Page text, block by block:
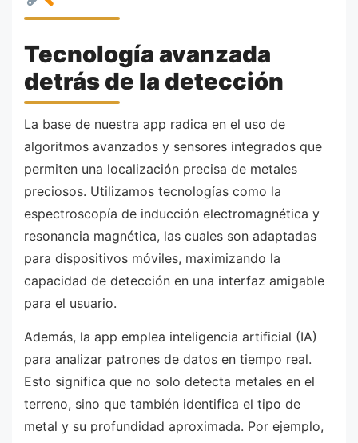
Tecnología avanzada
detrás de la detección
La base de nuestra app radica en el uso de
algoritmos avanzados y sensores integrados que
permiten una localización precisa de metales
preciosos. Utilizamos tecnologías como la
espectroscopía de inducción electromagnética y
resonancia magnética, las cuales son adaptadas
para dispositivos móviles, maximizando la
capacidad de detección en una interfaz amigable
para el usuario.
Además, la app emplea inteligencia artificial (IA)
para analizar patrones de datos en tiempo real.
Esto significa que no solo detecta metales en el
terreno, sino que también identifica el tipo de
metal y su profundidad aproximada. Por ejemplo,